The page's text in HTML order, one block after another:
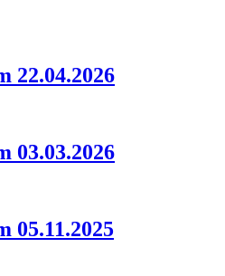
22.04.2026
03.03.2026
05.11.2025